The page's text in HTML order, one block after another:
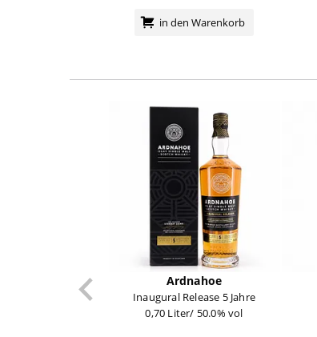
in den Warenkorb
Ardnahoe
Inaugural Release 5 Jahre
0,70 Liter/ 50.0% vol